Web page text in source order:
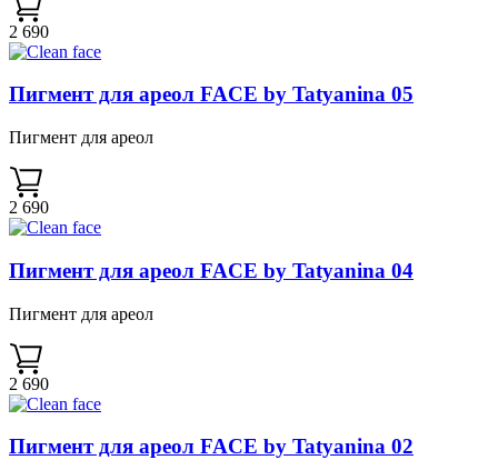
2 690
Пигмент для ареол FACE by Tatyanina 05
Пигмент для ареол
2 690
Пигмент для ареол FACE by Tatyanina 04
Пигмент для ареол
2 690
Пигмент для ареол FACE by Tatyanina 02